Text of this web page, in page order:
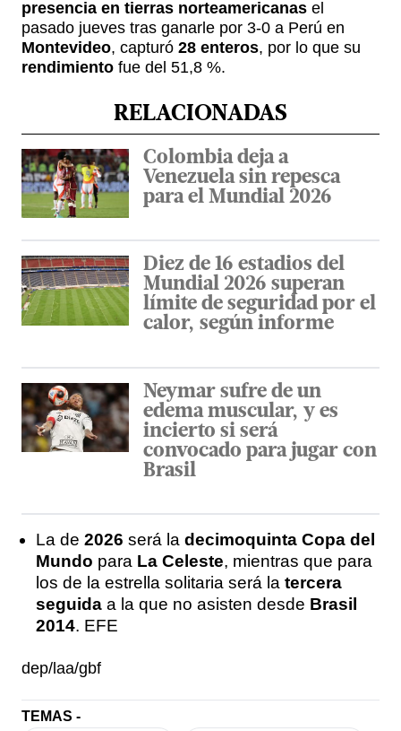
presencia en tierras norteamericanas el
pasado jueves tras ganarle por 3-0 a Perú en
Montevideo, capturó 28 enteros, por lo que su
rendimiento fue del 51,8 %.
RELACIONADAS
Colombia deja a
Venezuela sin repesca
para el Mundial 2026
Diez de 16 estadios del
Mundial 2026 superan
límite de seguridad por el
calor, según informe
Neymar sufre de un
edema muscular, y es
incierto si será
convocado para jugar con
Brasil
La de 2026 será la decimoquinta Copa del
Mundo para La Celeste, mientras que para
los de la estrella solitaria será la tercera
seguida a la que no asisten desde Brasil
2014. EFE
dep/laa/gbf
TEMAS -